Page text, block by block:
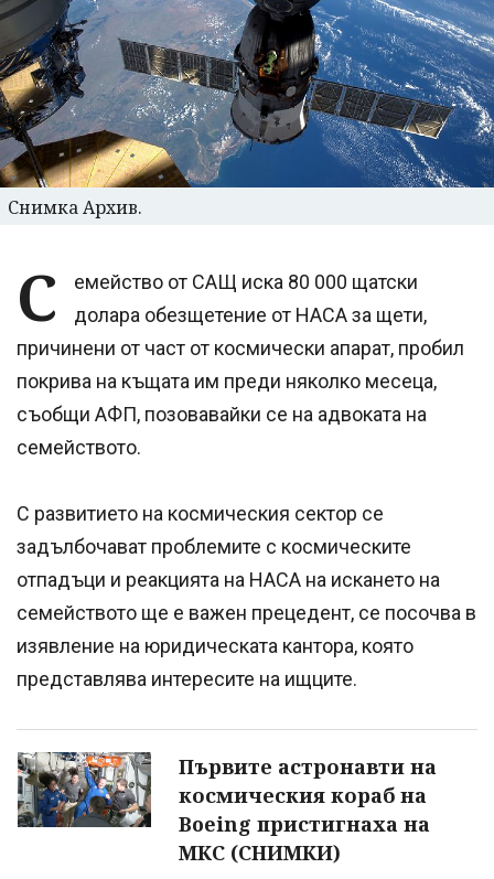
Снимка Архив.
С
емейство от САЩ иска 80 000 щатски
долара обезщетение от НАСА за щети,
причинени от част от космически апарат, пробил
покрива на къщата им преди няколко месеца,
съобщи АФП, позовавайки се на адвоката на
семейството.
С развитието на космическия сектор се
задълбочават проблемите с космическите
отпадъци и реакцията на НАСА на искането на
семейството ще е важен прецедент, се посочва в
изявление на юридическата кантора, която
представлява интересите на ищците.
Първите астронавти на
космическия кораб на
Boeing пристигнаха на
МКС (СНИМКИ)